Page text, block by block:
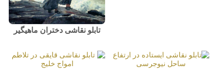
تابلو نقاشی دختران ماهیگیر